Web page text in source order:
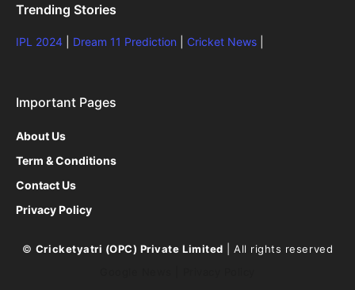
Trending Stories
IPL 2024 Dream 11 Prediction Cricket News
Important Pages
About Us
Term & Conditions
Contact Us
Privacy Policy
© Cricketyatri (OPC) Private Limited | All rights reserved